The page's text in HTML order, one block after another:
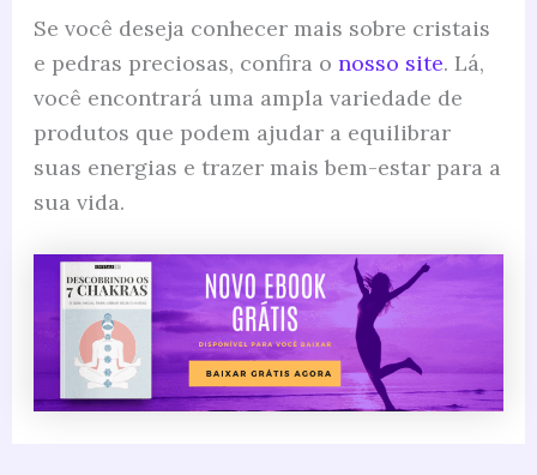
Se você deseja conhecer mais sobre cristais
e pedras preciosas, confira o nosso site. Lá,
você encontrará uma ampla variedade de
produtos que podem ajudar a equilibrar
suas energias e trazer mais bem-estar para a
sua vida.